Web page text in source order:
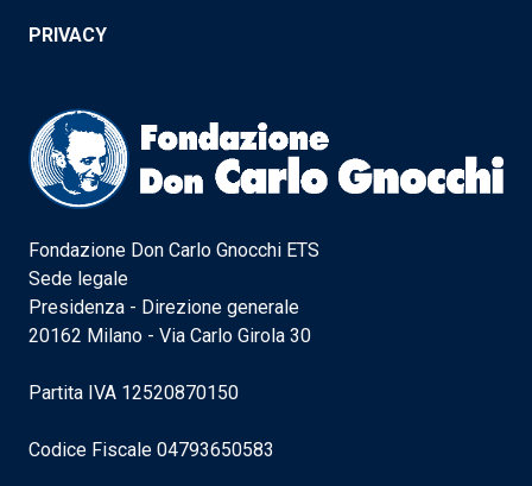
PRIVACY
Fondazione Don Carlo Gnocchi ETS
Sede legale
Presidenza - Direzione generale
20162 Milano - Via Carlo Girola 30
Partita IVA 12520870150
Codice Fiscale 04793650583